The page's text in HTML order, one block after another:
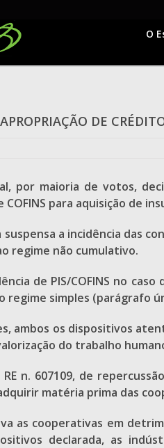
O
DE
por maioria de votos,
para aquisição de
a incidência das
regime não cumulativo.
de PIS/COFINS no
regime simples (parágrafo
ambos os dispositivos
do trabalho
n. 607109, de
matéria prima das
as cooperativas em
declarada, as